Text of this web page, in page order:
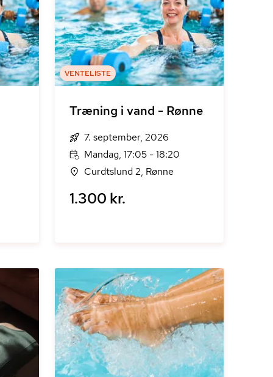
VENTELISTE
Træning i vand - Rønne
7. september, 2026
Mandag, 17:05 - 18:20
Curdtslund 2, Rønne
1.300 kr.